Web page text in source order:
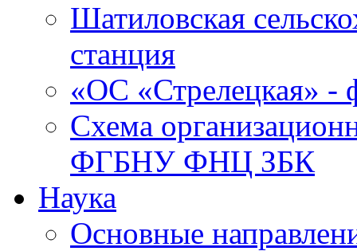
Шатиловская
станция
«ОС «Стрелецкая»
Схема
ФГБНУ ФНЦ ЗБК
Наука
Основные